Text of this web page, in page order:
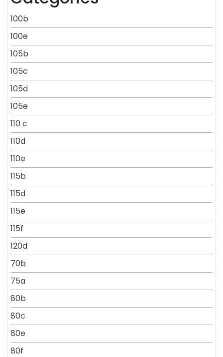
100b
100e
105b
105c
105d
105e
110 c
110d
110e
115b
115d
115e
115f
120d
70b
75a
80b
80c
80e
80f